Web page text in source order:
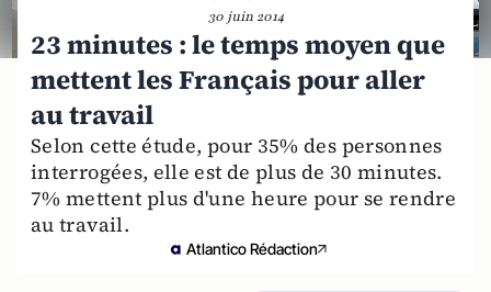
30 juin 2014
23 minutes : le temps moyen que
mettent les Français pour aller
au travail
Selon cette étude, pour 35% des personnes
interrogées, elle est de plus de 30 minutes.
7% mettent plus d'une heure pour se rendre
au travail.
Atlantico Rédaction